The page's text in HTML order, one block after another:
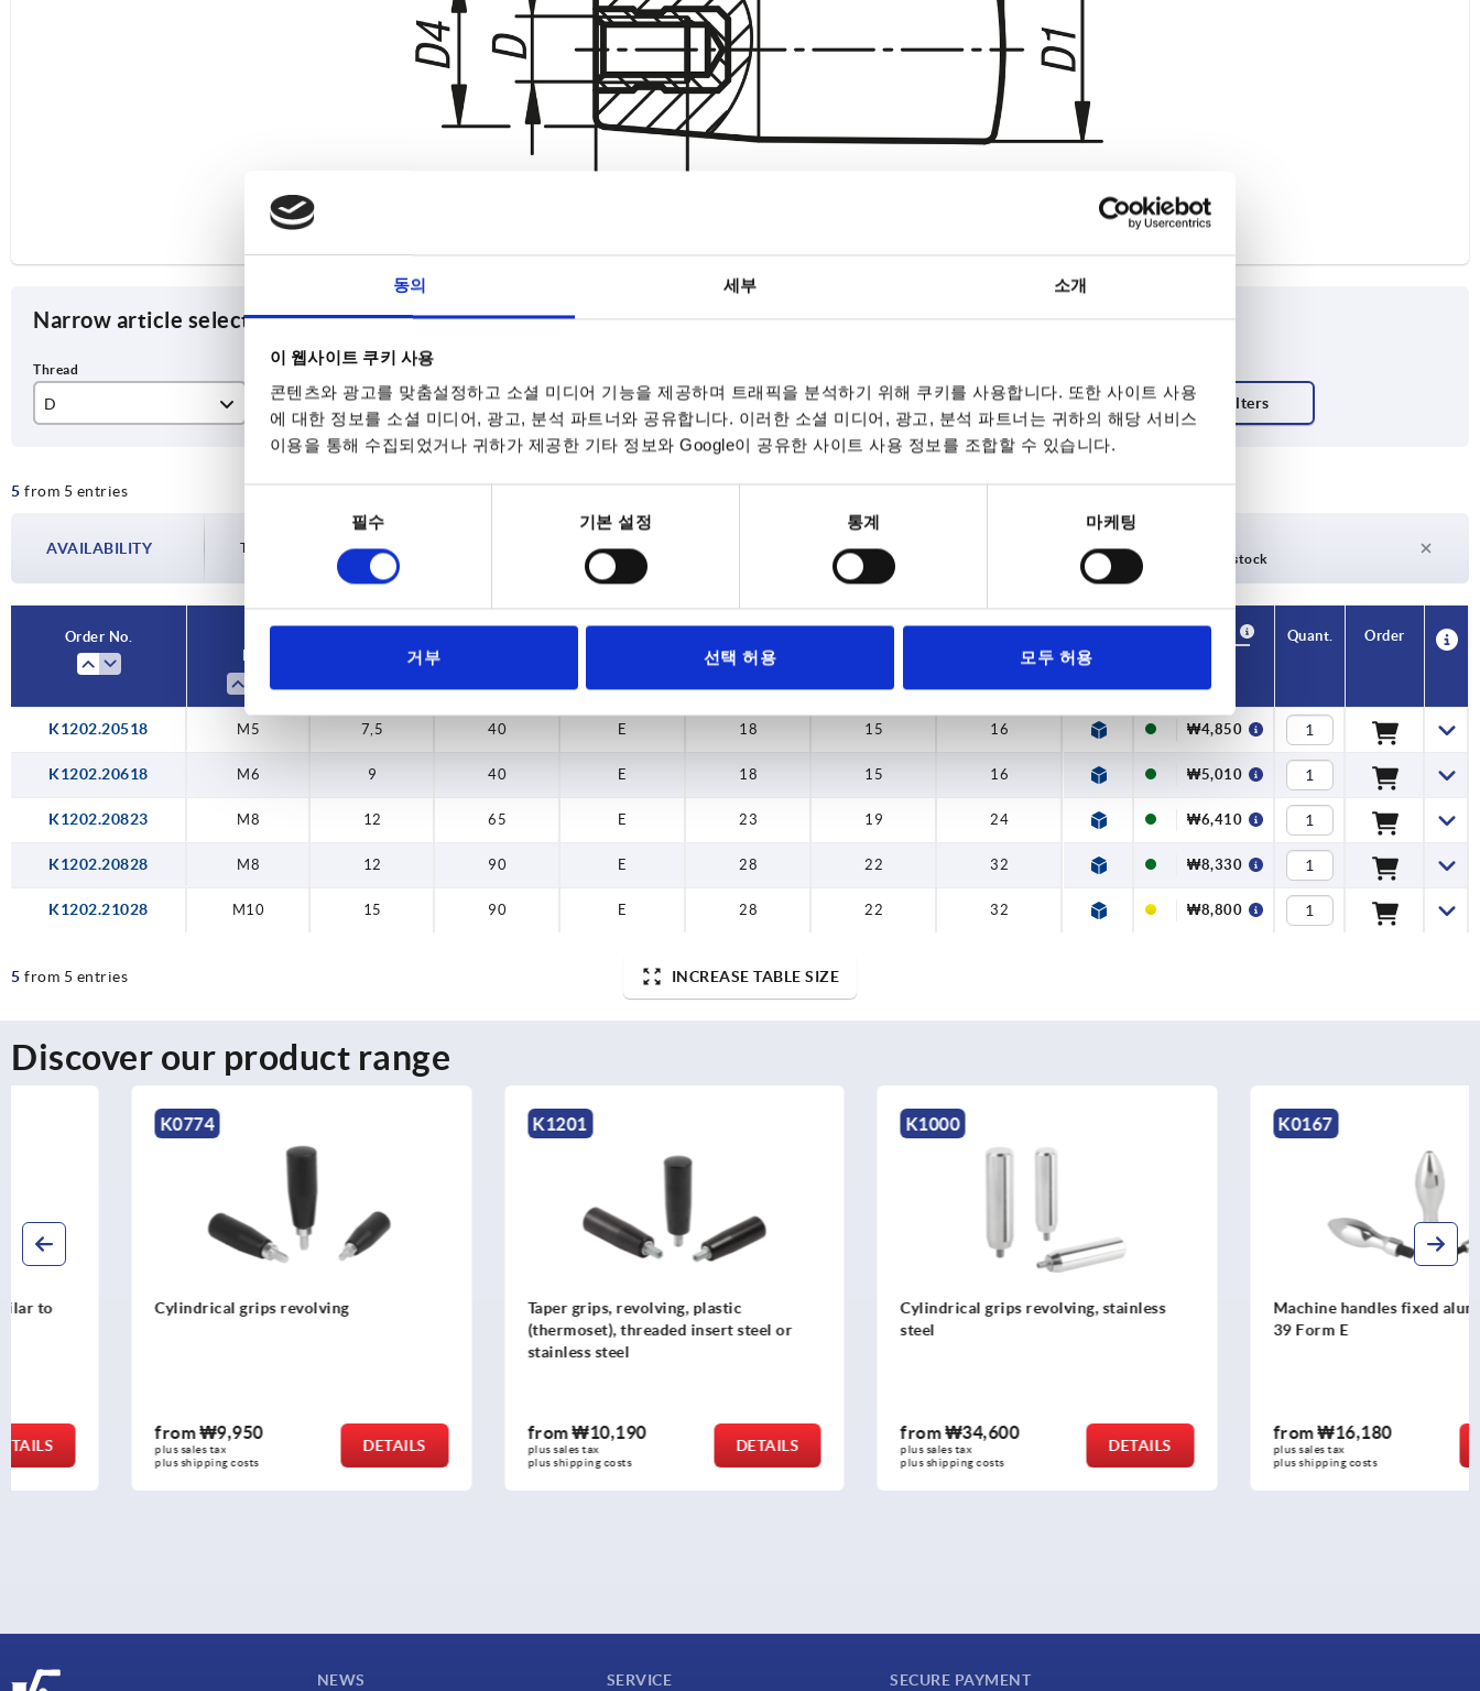
동의 세부 소개
이 웹사이트 쿠키 사용
콘텐츠와 광고를 맞춤설정하고 소셜 미디어 기능을 제공하며 트래픽을 분석하기 위해 쿠키를 사용합니다. 또한 사이트 사용
에 대한 정보를 소셜 미디어, 광고, 분석 파트너와 공유합니다. 이러한 소셜 미디어, 광고, 분석 파트너는 귀하의 해당 서비스
이용을 통해 수집되었거나 귀하가 제공한 기타 정보와 Google이 공유한 사이트 사용 정보를 조합할 수 있습니다.
선
필수 기본 설정 통계 마케팅
거부 선택 허용 모두 허용
Narrow article selection
D
M6
M10
7,5
L1
40
Form
E
D1
18
5 from 5 entries
AVAILABILITY The availabilities are updated several times a day at regular intervals.
10-26 business days
Currently out of stock
Order No.
D1
Availability
Quant. Order
K1202.20518 M5 7,5 40 E 18 15 16 ₩4,850
K1202.20618 M6 9 40 E 18 15 16 ₩5,010
K1202.20823 M8 12 65 E 23 19 24 ₩6,410
K1202.20828 M8 12 90 E 28 22 32 ₩8,330
K1202.21028 M10 15 90 E 28 22 32 ₩8,800
5 from 5 entries INCREASE TABLE SIZE
Discover our product range
Cylindrical grips revolving
from
plus sales tax
plus shipping costs
Taper grips, revolving, plastic
(thermoset), threaded insert steel or
from
plus sales tax
plus shipping costs
Cylindrical grips revolving, stainless
steel
from
plus sales tax
plus shipping costs
Machine handles fixed aluminium, DIN
from
plus sales tax
plus shipping costs
NEWS SERVICE SECURE PAYMENT